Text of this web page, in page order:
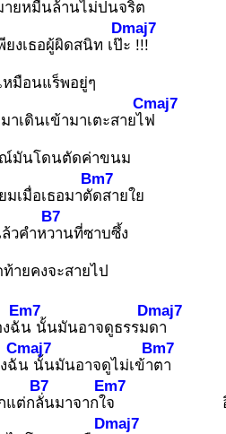
ายหมื่นล้านไม่ปนจริต
ยงเธอผู้ผิดสนิท เป๊
Dmaj7
ะ !!!
หมือนแร็พอยู่ๆ
าเดินเข้ามาเตะสายไ
Cmaj7
ฟ
มันโดนตัดค่าขนม
เมื่อเธอมาตั
Bm7
ดสายใย
วคำห
B7
วานที่ซาบซึ้ง
ายคงจะสายไป
ฉั
Em7
น นั้นมันอาจดูธรรม
Dmaj7
ดา
ฉั
Cmaj7
น นั้นมันอาจดูไม่เข้า
Bm7
ตา
แต่ก
B7
ลั่นมาจากใ
Em7
จ
Dmaj7